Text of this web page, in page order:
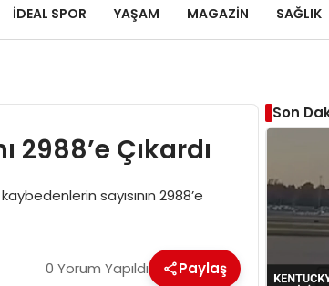
İDEAL SPOR YAŞAM MAGAZIN SAĞLIK
2988’e Çıkardı
sayısının 2988’e
0 Yorum Yapıldı Paylaş
Son